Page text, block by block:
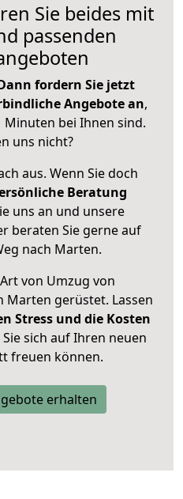
Sie beides mit
passenden
fordern Sie jetzt
Angebote an,
Minuten bei Ihnen sind.
uns nicht?
aus. Wenn Sie doch
Beratung
uns an und unsere
beraten Sie gerne auf
nach Marten.
von Umzug von
Marten gerüstet. Lassen
Stress und die Kosten
sich auf Ihren neuen
freuen können.
erhalten